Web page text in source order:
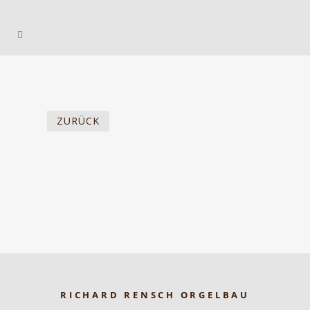
ZURÜCK
RICHARD RENSCH ORGELBAU